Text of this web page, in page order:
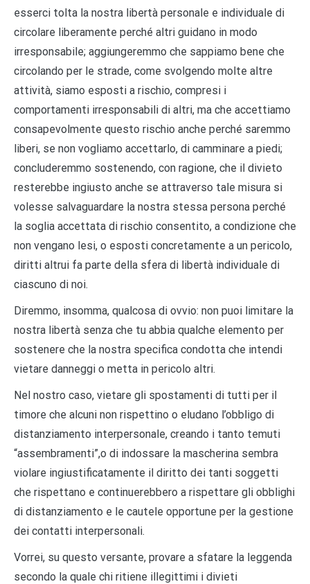
esserci tolta la nostra libertà personale e individuale di
circolare liberamente perché altri guidano in modo
irresponsabile; aggiungeremmo che sappiamo bene che
circolando per le strade, come svolgendo molte altre
attività, siamo esposti a rischio, compresi i
comportamenti irresponsabili di altri, ma che accettiamo
consapevolmente questo rischio anche perché saremmo
liberi, se non vogliamo accettarlo, di camminare a piedi;
concluderemmo sostenendo, con ragione, che il divieto
resterebbe ingiusto anche se attraverso tale misura si
volesse salvaguardare la nostra stessa persona perché
la soglia accettata di rischio consentito, a condizione che
non vengano lesi, o esposti concretamente a un pericolo,
diritti altrui fa parte della sfera di libertà individuale di
ciascuno di noi.
Diremmo, insomma, qualcosa di ovvio: non puoi limitare la
nostra libertà senza che tu abbia qualche elemento per
sostenere che la nostra specifica condotta che intendi
vietare danneggi o metta in pericolo altri.
Nel nostro caso, vietare gli spostamenti di tutti per il
timore che alcuni non rispettino o eludano l’obbligo di
distanziamento interpersonale, creando i tanto temuti
“assembramenti”,o di indossare la mascherina sembra
violare ingiustificatamente il diritto dei tanti soggetti
che rispettano e continuerebbero a rispettare gli obblighi
di distanziamento e le cautele opportune per la gestione
dei contatti interpersonali.
Vorrei, su questo versante, provare a sfatare la leggenda
secondo la quale chi ritiene illegittimi i divieti